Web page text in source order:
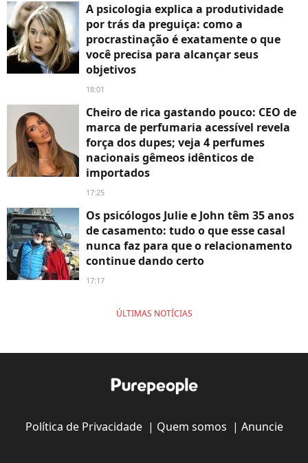
A psicologia explica a produtividade
por trás da preguiça: como a
procrastinação é exatamente o que
você precisa para alcançar seus
objetivos
18:01
Cheiro de rica gastando pouco: CEO de
marca de perfumaria acessível revela
força dos dupes; veja 4 perfumes
nacionais gêmeos idênticos de
importados
17:25
Os psicólogos Julie e John têm 35 anos
de casamento: tudo o que esse casal
nunca faz para que o relacionamento
continue dando certo
17:17
ÚLTIMAS NOTÍCIAS
Política de Privacidade| Quem somos | Anuncie